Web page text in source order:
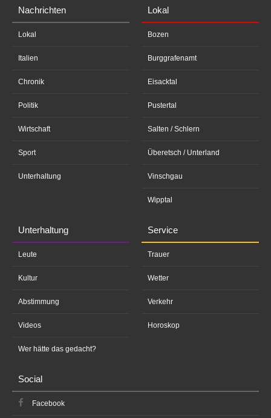
Nachrichten
Lokal
Italien
Chronik
Politik
Wirtschaft
Sport
Unterhaltung
Lokal
Bozen
Burggrafenamt
Eisacktal
Pustertal
Salten / Schlern
Überetsch / Unterland
Vinschgau
Wipptal
Unterhaltung
Leute
Kultur
Abstimmung
Videos
Wer hätte das gedacht?
Service
Trauer
Wetter
Verkehr
Horoskop
Social
Facebook